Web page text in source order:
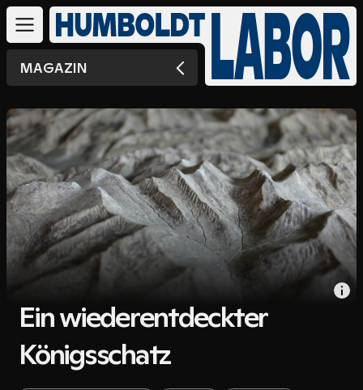
MAGAZIN
Ein wiederentdeckter
Königsschatz